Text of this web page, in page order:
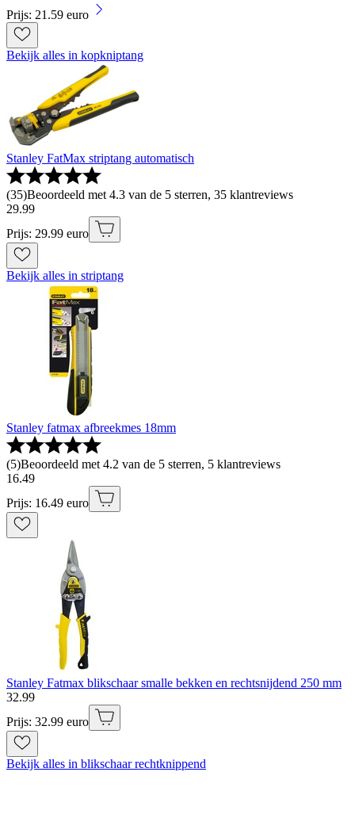
Prijs: 21.59 euro
Bekijk alles in kopkniptang
Stanley FatMax striptang automatisch
(35)Beoordeeld met 4.3 van de 5 sterren, 35 klantreviews
29.99
Prijs: 29.99 euro
Bekijk alles in striptang
Stanley fatmax afbreekmes 18mm
(5)Beoordeeld met 4.2 van de 5 sterren, 5 klantreviews
16.49
Prijs: 16.49 euro
Stanley Fatmax blikschaar smalle bekken en rechtsnijdend 250 mm
32.99
Prijs: 32.99 euro
Bekijk alles in blikschaar rechtknippend